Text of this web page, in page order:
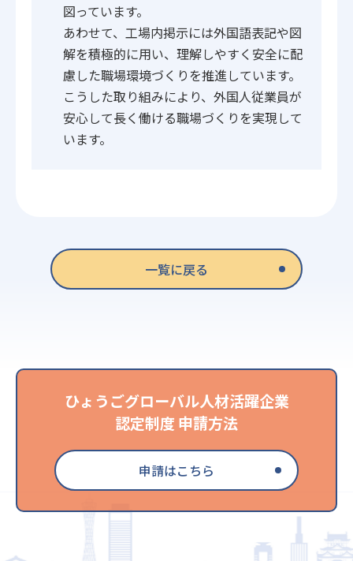
図っています。
あわせて、工場内掲示には外国語表記や図
解を積極的に用い、理解しやすく安全に配
慮した職場環境づくりを推進しています。
こうした取り組みにより、外国人従業員が
安心して長く働ける職場づくりを実現して
います。
一覧に戻る
ひょうごグローバル人材活躍企業
認定制度 申請方法
申請はこちら